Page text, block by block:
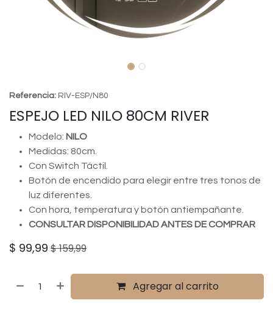
Referencia: RIV-ESP/N80
ESPEJO LED NILO 80CM RIVER
Modelo: NILO
Medidas: 80cm.
Con Switch Táctil.
Botón de encendido para elegir entre tres tonos de
luz diferentes.
Con hora, temperatura y botón antiempañante.
CONSULTAR DISPONIBILIDAD ANTES DE COMPRAR
$ 99,99 $159,99
Agregar al carrito